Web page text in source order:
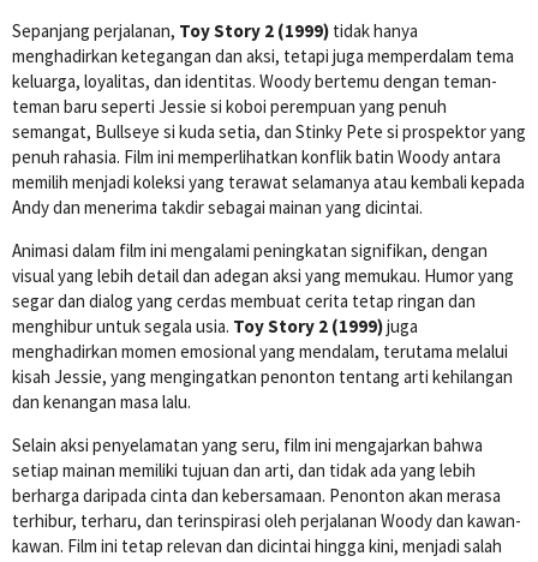
Sepanjang perjalanan, Toy Story 2 (1999) tidak hanya
menghadirkan ketegangan dan aksi, tetapi juga memperdalam tema
keluarga, loyalitas, dan identitas. Woody bertemu dengan teman-
teman baru seperti Jessie si koboi perempuan yang penuh
semangat, Bullseye si kuda setia, dan Stinky Pete si prospektor yang
penuh rahasia. Film ini memperlihatkan konflik batin Woody antara
memilih menjadi koleksi yang terawat selamanya atau kembali kepada
Andy dan menerima takdir sebagai mainan yang dicintai.
Animasi dalam film ini mengalami peningkatan signifikan, dengan
visual yang lebih detail dan adegan aksi yang memukau. Humor yang
segar dan dialog yang cerdas membuat cerita tetap ringan dan
menghibur untuk segala usia. Toy Story 2 (1999)juga
menghadirkan momen emosional yang mendalam, terutama melalui
kisah Jessie, yang mengingatkan penonton tentang arti kehilangan
dan kenangan masa lalu.
Selain aksi penyelamatan yang seru, film ini mengajarkan bahwa
setiap mainan memiliki tujuan dan arti, dan tidak ada yang lebih
berharga daripada cinta dan kebersamaan. Penonton akan merasa
terhibur, terharu, dan terinspirasi oleh perjalanan Woody dan kawan-
kawan. Film ini tetap relevan dan dicintai hingga kini, menjadi salah